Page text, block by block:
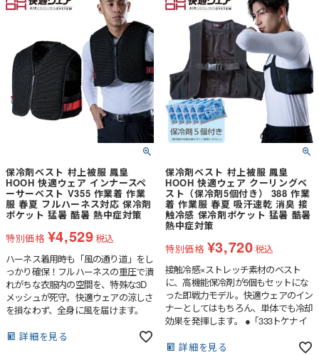
保冷剤ベスト 村上被服 鳳皇
HOOH 快適ウェア インナースペ
ーサーベスト V355 作業着 作業
服 春夏 フルハーネス対応 保冷剤
ポケット 猛暑 酷暑 熱中症対策
特別価格 ¥4,529税込
ハーネス着用時も「風の通り道」をし
っかり確保！フルハーネスの重圧で潰
れがちな衣服内の空間を、特殊な3D
メッシュが死守。快適ウェアの涼しさ
を損なわず、全身に風を届けます。
守スペーサーの一部に特殊な三層構造
詳細を見る
保冷剤ベスト 村上被服 鳳皇
HOOH 快適ウェア クーリングベ
スト（保冷剤5個付き） 388 作業
着 作業服 春夏 吸汗速乾 消臭 接
触冷感 保冷剤ポケット 猛暑 酷暑
熱中症対策
特別価格 ¥3,720税込
接触冷感×ストレッチ素材のベスト
に、高機能保冷剤が5個もセットにな
った即戦力モデル。快適ウェアのイン
ナーとしてはもちろん、単体でも冷却
効果を発揮します。 ●「333トケナイ
が持続する高機能保冷剤が最初から5
詳細を見る